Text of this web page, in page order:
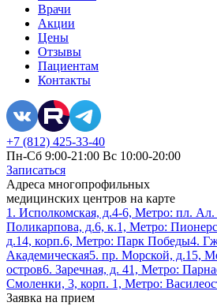
Врачи
Акции
Цены
Отзывы
Пациентам
Контакты
+7 (812) 425-33-40
Пн-Сб 9:00-21:00 Вс 10:00-20:00
Записаться
Адреса многопрофильных
медицинских центров на карте
1. Исполкомская, д.4-6, Метро: пл. Ал.
Поликарпова, д.6, к.1, Метро:
д.14, корп.6, Метро: Парк Победы4.
Академическая5. пр. Морской, д.15,
остров6. Заречная, д. 41, Метро:
Смоленки, 3, корп. 1, Метро:
Заявка на прием